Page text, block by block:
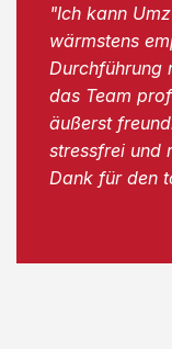
"Ich kann
wärmstens
Durchführung
das Team
äußerst
stressfrei und
Dank für den